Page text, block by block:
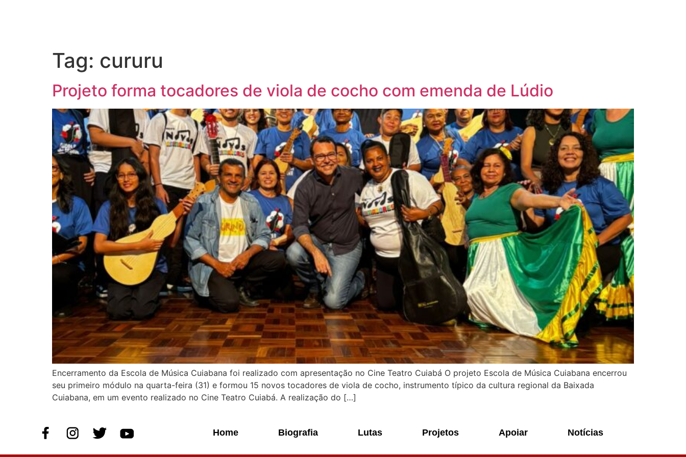
Tag: cururu
Projeto forma tocadores de viola de cocho com emenda de Lúdio
Encerramento da Escola de Música Cuiabana foi realizado com apresentação no Cine Teatro Cuiabá O projeto Escola de Música Cuiabana encerrou
seu primeiro módulo na quarta-feira (31) e formou 15 novos tocadores de viola de cocho, instrumento típico da cultura regional da Baixada
Cuiabana, em um evento realizado no Cine Teatro Cuiabá. A realização do […]
Home Biografia Lutas Projetos Apoiar Notícias